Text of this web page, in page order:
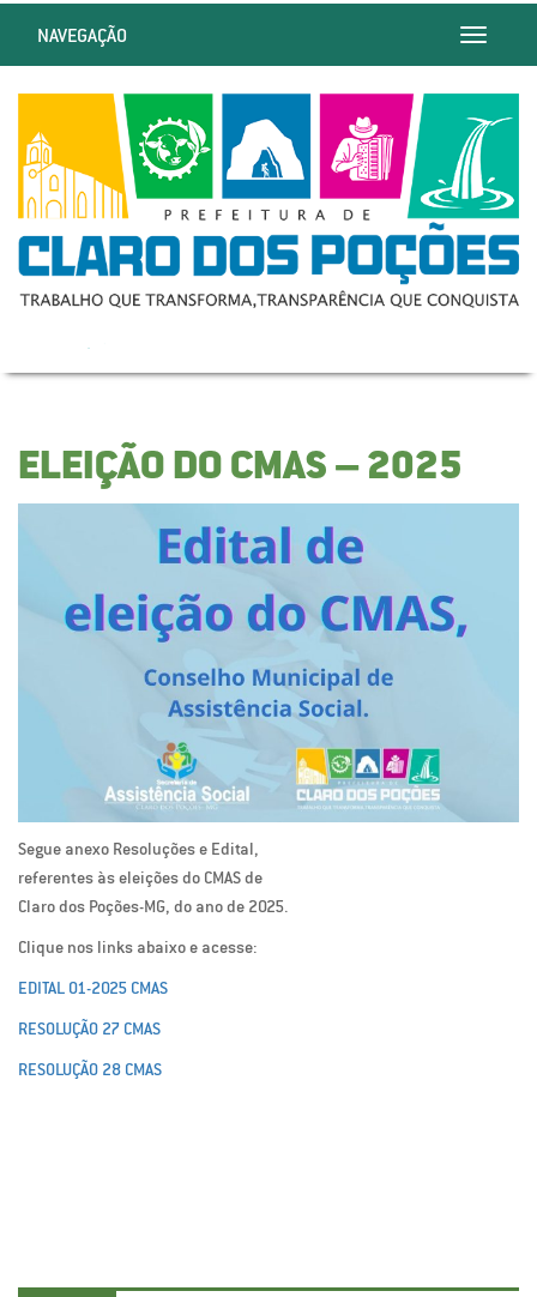
Toggle
NAVEGAÇÃO
ELEIÇÃO DO CMAS – 2025
Segue anexo Resoluções e Edital,
referentes às eleições do CMAS de
Claro dos Poções-MG, do ano de 2025.
Clique nos links abaixo e acesse:
EDITAL 01-2025 CMAS
RESOLUÇÃO 27 CMAS
RESOLUÇÃO 28 CMAS